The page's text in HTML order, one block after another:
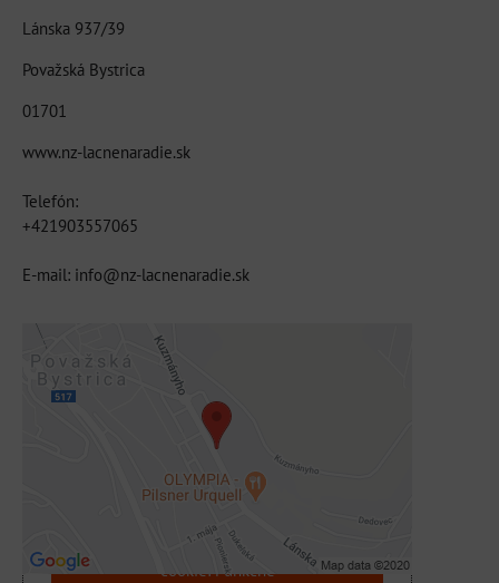
Lánska 937/39
Považská Bystrica
01701
www.nz-lacnenaradie.sk
Telefón:
+421903557065
E-mail: info@nz-lacnenaradie.sk
Externý obsah je blokovaný Voľbami
súkromia
Prajete si načítať externý obsah?
Povoliť tentokrát
Povoliť a zapamätať - súhlas s druhom
cookie: Funkčné